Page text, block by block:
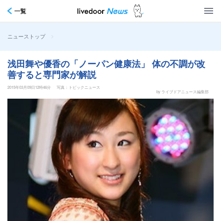
一覧
ニューストップ >
浅田舞や優香の「ノーパン健康法」 体の不調が改
善すると専門家が解説
2015年03月09日12時46分
写真：トピックニュース
by ライブドアニュース編集部